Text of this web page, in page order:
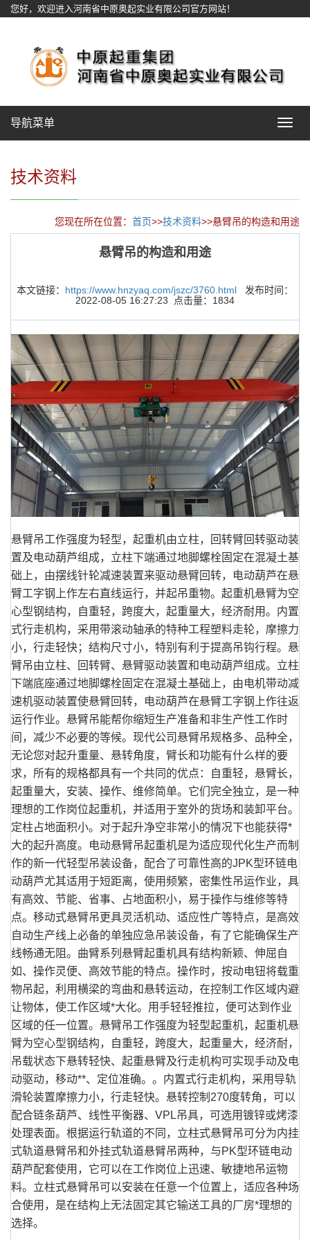
您好，欢迎进入河南省中原奥起实业有限公司官方网站！
Toggle
导航菜单
技术资料
您现在所在位置： 首页>>技术资料>>悬臂吊的构造和用途
悬臂吊的构造和用途
本文链接： https://www.hnzyaq.com/jszc/3760.html 发布时间：
2022-08-05 16:27:23 点击量：1834
悬臂吊工作强度为轻型，起重机由立柱，回转臂回转驱动装
置及电动葫芦组成，立柱下端通过地脚螺栓固定在混凝土基
础上，由摆线针轮减速装置来驱动悬臂回转，电动葫芦在悬
臂工字钢上作左右直线运行，并起吊重物。起重机悬臂为空
心型钢结构，自重轻，跨度大，起重量大，经济耐用。内置
式行走机构，采用带滚动轴承的特种工程塑料走轮，摩擦力
小，行走轻快；结构尺寸小，特别有利于提高吊钩行程。悬
臂吊由立柱、回转臂、悬臂驱动装置和电动葫芦组成。立柱
下端底座通过地脚螺栓固定在混凝土基础上，由电机带动减
速机驱动装置使悬臂回转，电动葫芦在悬臂工字钢上作往返
运行作业。悬臂吊能帮你缩短生产准备和非生产性工作时
间，减少不必要的等候。现代公司悬臂吊规格多、品种全，
无论您对起升重量、悬转角度，臂长和功能有什么样的要
求，所有的规格都具有一个共同的优点：自重轻，悬臂长，
起重量大，安装、操作、维修简单。它们完全独立，是一种
理想的工作岗位起重机，并适用于室外的货场和装卸平台。
定柱占地面积小。对于起升净空非常小的情况下也能获得*
大的起升高度。电动悬臂吊起重机是为适应现代化生产而制
作的新一代轻型吊装设备，配合了可靠性高的JPK型环链电
动葫芦尤其适用于短距离，使用频繁，密集性吊运作业，具
有高效、节能、省事、占地面积小，易于操作与维修等特
点。移动式悬臂吊更具灵活机动、适应性广等特点，是高效
自动生产线上必备的单独应急吊装设备，有了它能确保生产
线畅通无阻。曲臂系列悬臂起重机具有结构新颖、伸屈自
如、操作灵便、高效节能的特点。操作时，按动电钮将载重
物吊起，利用横梁的弯曲和悬转运动，在控制工作区域内避
让物体，使工作区域*大化。用手轻轻推拉，便可达到作业
区域的任一位置。悬臂吊工作强度为轻型起重机，起重机悬
臂为空心型钢结构，自重轻，跨度大，起重量大，经济耐，
吊载状态下悬转轻快、起重悬臂及行走机构可实现手动及电
动驱动，移动**、定位准确。。内置式行走机构，采用导轨
滑轮装置摩擦力小，行走轻快。悬转控制270度转角，可以
配合链条葫芦、线性平衡器、VPL吊具，可选用镀锌或烤漆
处理表面。根据运行轨道的不同，立柱式悬臂吊可分为内挂
式轨道悬臂吊和外挂式轨道悬臂吊两种，与PK型环链电动
葫芦配套使用，它可以在工作岗位上迅速、敏捷地吊运物
料。立柱式悬臂吊可以安装在任意一个位置上，适应各种场
合使用，是在结构上无法固定其它输送工具的厂房*理想的
选择。